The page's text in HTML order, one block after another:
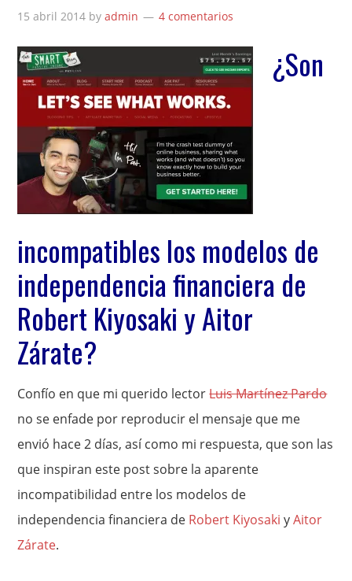
15 abril 2014 byadmin 4 comentarios
¿Son
incompatibles los modelos de
independencia financiera de
Robert Kiyosaki y Aitor
Zárate?
Confío en que mi querido lectorLuis Martínez Pardo
no se enfade por reproducir el mensaje que me
envió hace 2 días, así como mi respuesta, que son las
que inspiran este post sobre la aparente
incompatibilidad entre los modelos de
independencia financiera de Robert Kiyosaki yAitor
Zárate.